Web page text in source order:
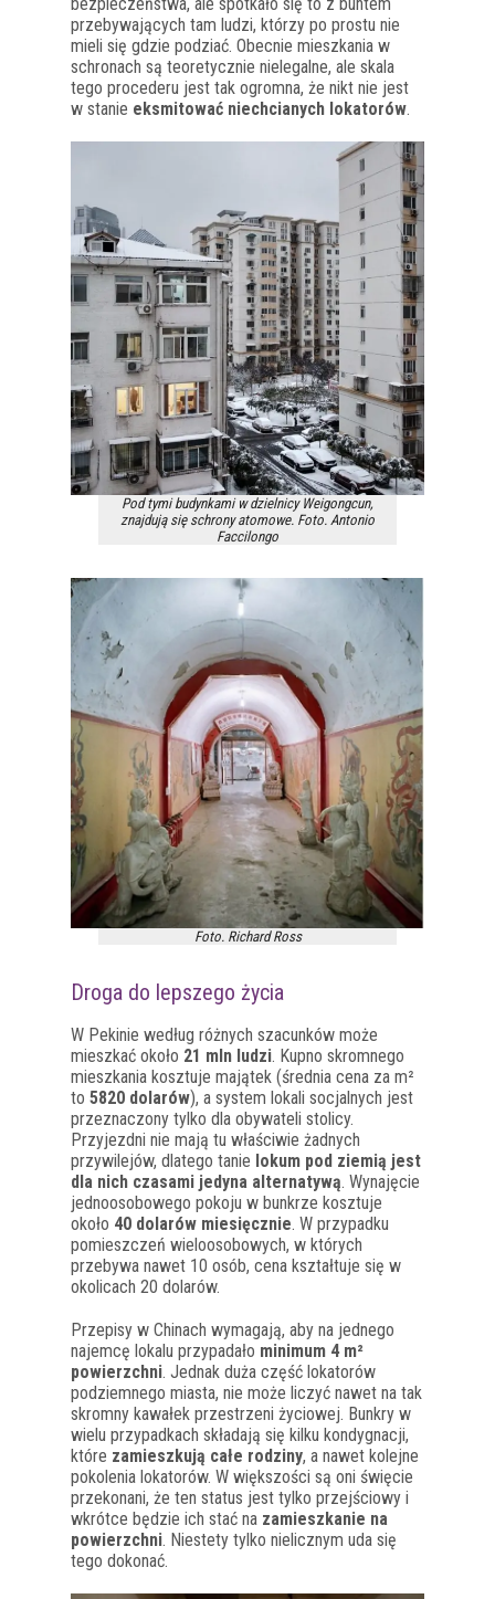
przebywających tam ludzi, którzy po prostu nie
mieli się gdzie podziać. Obecnie mieszkania w
schronach są teoretycznie nielegalne, ale skala
tego procederu jest tak ogromna, że nikt nie jest
w stanie eksmitować niechcianych lokatorów.
Pod tymi budynkami w dzielnicy Weigongcun,
znajdują się schrony atomowe. Foto. Antonio
Faccilongo
Foto. Richard Ross
Droga do lepszego życia
W Pekinie według różnych szacunków może
mieszkać około 21 mln ludzi. Kupno skromnego
mieszkania kosztuje majątek (średnia cena za m²
to 5820 dolarów), a system lokali socjalnych jest
przeznaczony tylko dla obywateli stolicy.
Przyjezdni nie mają tu właściwie żadnych
przywilejów, dlatego tanie lokum pod ziemią jest
dla nich czasami jedyna alternatywą. Wynajęcie
jednoosobowego pokoju w bunkrze kosztuje
około 40 dolarów miesięcznie. W przypadku
pomieszczeń wieloosobowych, w których
przebywa nawet 10 osób, cena kształtuje się w
okolicach 20 dolarów.
Przepisy w Chinach wymagają, aby na jednego
najemcę lokalu przypadało minimum 4 m²
powierzchni. Jednak duża część lokatorów
podziemnego miasta, nie może liczyć nawet na tak
skromny kawałek przestrzeni życiowej. Bunkry w
wielu przypadkach składają się kilku kondygnacji,
które zamieszkują całe rodziny, a nawet kolejne
pokolenia lokatorów. W większości są oni święcie
przekonani, że ten status jest tylko przejściowy i
wkrótce będzie ich stać na zamieszkanie na
powierzchni. Niestety tylko nielicznym uda się
tego dokonać.